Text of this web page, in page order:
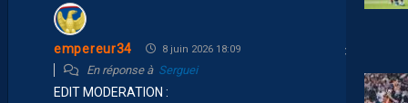
empereur34 8 juin 2026 18:09
En réponse à Serguei
EDIT MODERATION :